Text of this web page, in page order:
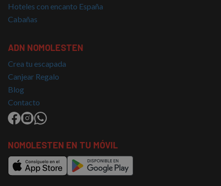
Hoteles con encanto España
Cabañas
ADN NOMOLESTEN
Crea tu escapada
Canjear Regalo
Blog
Contacto
NOMOLESTEN EN TU MÓVIL
Cookies no clasificadas
Las cookies estrictamente necesarias permiten la
funcionalidad básica del sitio web, como el inicio de
sesión del usuario y la gestión de cuentas. El sitio